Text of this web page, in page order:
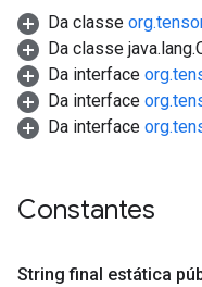
Da classe
Da classe
Da interface
Da interface
Da interface
Constantes
String final estática